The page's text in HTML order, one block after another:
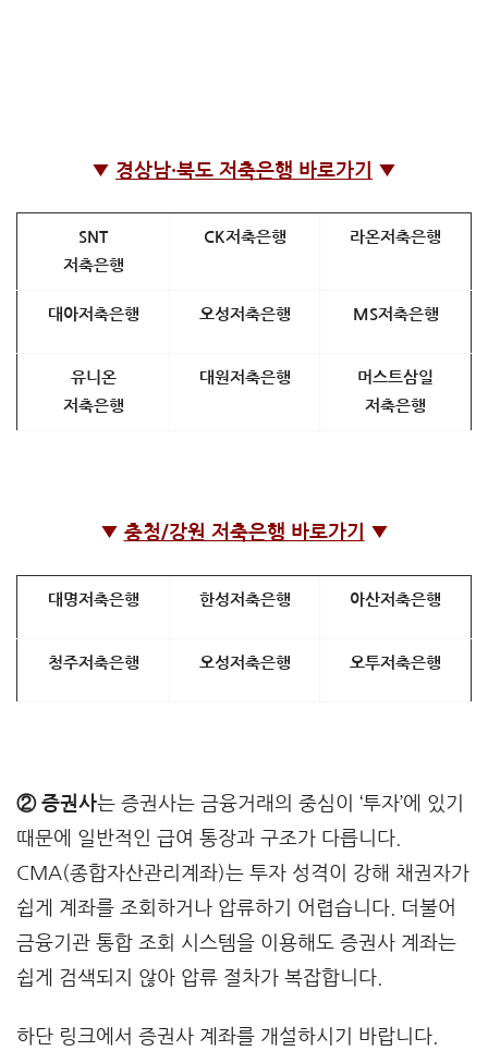
▼ 경상남·북도 저축은행 바로가기 ▼
SNT
저축은행
CK저축은행 라온저축은행
대아저축은행 오성저축은행 MS저축은행
유니온
저축은행
대원저축은행
머스트삼일
저축은행
▼ 충청/강원 저축은행 바로가기 ▼
대명저축은행 한성저축은행 아산저축은행
청주저축은행 오성저축은행 오투저축은행
② 증권사는 증권사는 금융거래의 중심이 ‘투자’에 있기
때문에 일반적인 급여 통장과 구조가 다릅니다.
CMA(종합자산관리계좌)는 투자 성격이 강해 채권자가
쉽게 계좌를 조회하거나 압류하기 어렵습니다. 더불어
금융기관 통합 조회 시스템을 이용해도 증권사 계좌는
쉽게 검색되지 않아 압류 절차가 복잡합니다.
하단 링크에서 증권사 계좌를 개설하시기 바랍니다.